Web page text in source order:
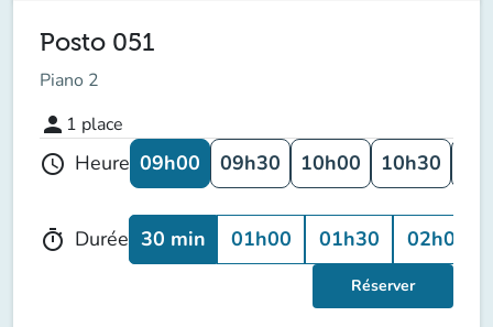
Posto 051
Piano 2
person 1 place
schedule Heure 09h00 09h30 10h00 10h30
timer Durée 30 min 01h00 01h30 02h00
Réserver